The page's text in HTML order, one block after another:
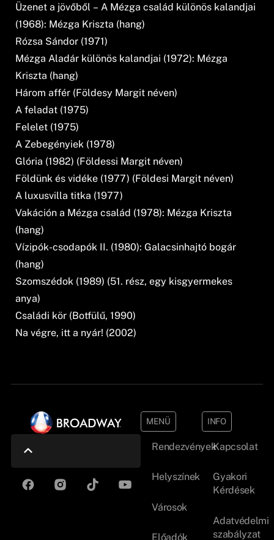
Üzenet a jövőből – A Mézga család különös kalandjai
(1968): Mézga Kriszta (hang)
Rózsa Sándor (1971)
Mézga Aladár különös kalandjai (1972): Mézga
Kriszta (hang)
Három affér (Földesy Margit néven)
A feladat (1975)
Felelet (1975)
A Zebegényiek (1978)
Glória (1982) (Földessi Margit néven)
Földünk és vidéke (1977) (Földesi Margit néven)
A luxusvilla titka (1977)
Vakáción a Mézga család (1978): Mézga Kriszta
(hang)
Vízipók-csodapók II. (1980): Galacsinhajtó bogár
(hang)
Szomszédok (1989) (51. rész, egy kisgyermekes
anya)
Családi kör (Botfülű, 1990)
Na végre, itt a nyár! (2002)
MENÜ
Rendezvények
Helyszínek
Városok
Előadók
INFO
Kapcsolat
Gyakori
Kérdések
Adatvédelmi
szabályzat